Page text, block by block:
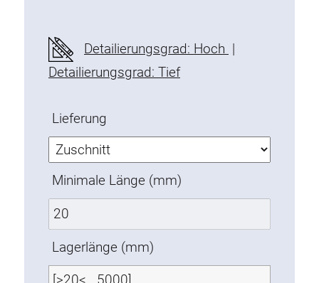
Befestigungsleisten
Uniblöcke
Befestigungswinkel
T-Schrauben
Gewindeteile
Gewindeplatten
Doppelgewindeplatten
Halbrundgewindeplatten
Nutensteine
Nutensteine schwenkbar
Detailierungsgrad: Hoch |
Detailierungsgrad: Tief
Lieferung
Minimale Länge (mm)
Lagerlänge (mm)